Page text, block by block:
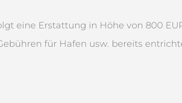
eine Erstattung in Höhe von 800
für Hafen usw. bereits